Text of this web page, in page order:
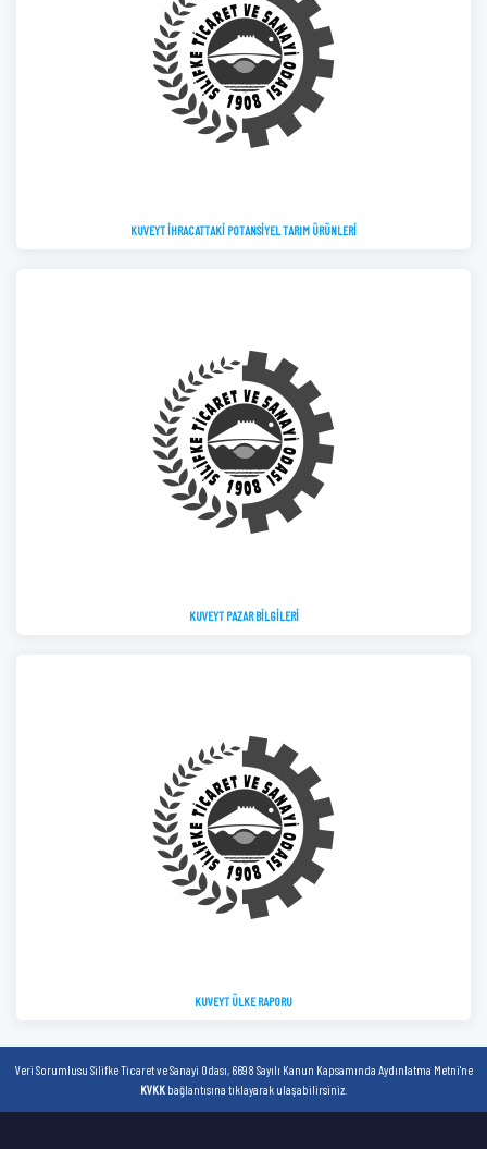
KUVEYT İHRACATTAKİ POTANSİYEL TARIM ÜRÜNLERİ
KUVEYT PAZAR BİLGİLERİ
KUVEYT ÜLKE RAPORU
Veri Sorumlusu Silifke Ticaret ve Sanayi Odası, 6698 Sayılı Kanun Kapsamında Aydınlatma Metni'ne
KVKK bağlantısına tıklayarak ulaşabilirsiniz.